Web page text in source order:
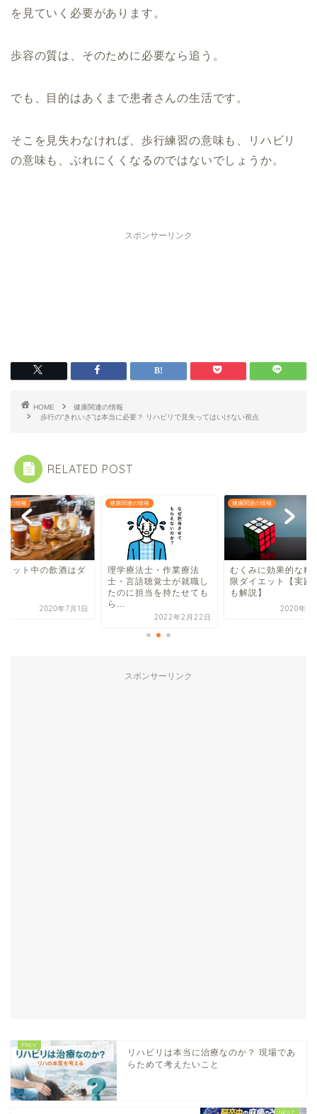
を見ていく必要があります。
歩容の質は、そのために必要なら追う。
でも、目的はあくまで患者さんの生活です。
そこを見失わなければ、歩行練習の意味も、リハビリ
の意味も、ぶれにくくなるのではないでしょうか。
スポンサーリンク
HOME
健康関連の情報
歩行の“きれいさ”は本当に必要？ リハビリで見失ってはいけない視点
RELATED POST
連の情報
療法士・作業療法
健康関連の情報
むくみに効果的な糖質制
限ダイエット【実践方法
も解説】
健康関連の情報
ダイエット中の飲酒
メか？
2020年7
スポンサーリンク
リハビリは本当に治療なのか？ 現場であ
らためて考えたいこと